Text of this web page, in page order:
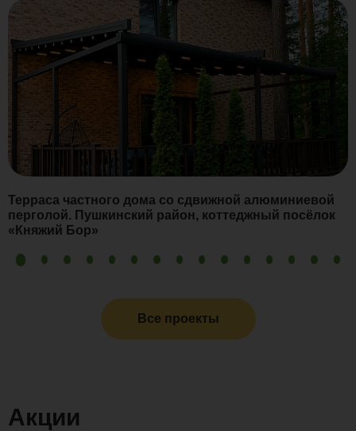
Терраса частного дома со сдвижной алюминиевой
перголой. Пушкинский район, коттеджный посёлок
«Княжий Бор»
Все проекты
Акции